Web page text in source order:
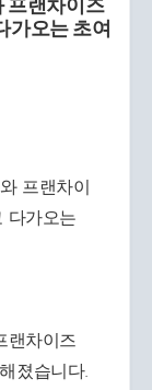
프랜차이즈
가오는 초여
랜차이즈
졌습니다.